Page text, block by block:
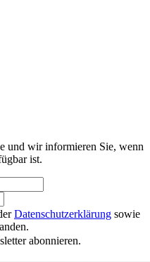
und wir informieren Sie, wenn
ist.
Datenschutzerklärung sowie
abonnieren.